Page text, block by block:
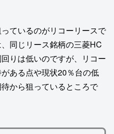
ているのがリコーリースで
同じリース銘柄の三菱HC
りは低いのですが、リコー
ある点や現状20％台の低
から狙っているところで